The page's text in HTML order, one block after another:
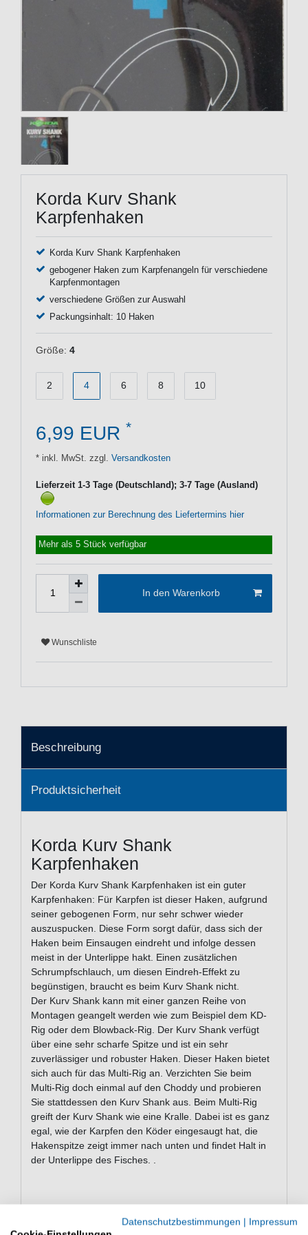
Korda Kurv Shank
Karpfenhaken
Korda Kurv Shank Karpfenhaken
gebogener Haken zum Karpfenangeln für verschiedene
Karpfenmontagen
verschiedene Größen zur Auswahl
Packungsinhalt: 10 Haken
Größe: 4
2 4 6 8 10
6,99 EUR *
* inkl. MwSt. zzgl. Versandkosten
Lieferzeit 1-3 Tage (Deutschland); 3-7 Tage (Ausland)
Informationen zur Berechnung des Liefertermins hier
Mehr als 5 Stück verfügbar
In den Warenkorb
Wunschliste
Beschreibung
Produktsicherheit
Korda Kurv Shank
Karpfenhaken
Der Korda Kurv Shank Karpfenhaken ist ein guter
Karpfenhaken: Für Karpfen ist dieser Haken, aufgrund
seiner gebogenen Form, nur sehr schwer wieder
auszuspucken. Diese Form sorgt dafür, dass sich der
Haken beim Einsaugen eindreht und infolge dessen
meist in der Unterlippe hakt. Einen zusätzlichen
Schrumpfschlauch, um diesen Eindreh-Effekt zu
begünstigen, braucht es beim Kurv Shank nicht.
Der Kurv Shank kann mit einer ganzen Reihe von
Montagen geangelt werden wie zum Beispiel dem KD-
Rig oder dem Blowback-Rig. Der Kurv Shank verfügt
über eine sehr scharfe Spitze und ist ein sehr
zuverlässiger und robuster Haken. Dieser Haken bietet
sich auch für das Multi-Rig an. Verzichten Sie beim
Multi-Rig doch einmal auf den Choddy und probieren
Sie stattdessen den Kurv Shank aus. Beim Multi-Rig
greift der Kurv Shank wie eine Kralle. Dabei ist es ganz
egal, wie der Karpfen den Köder eingesaugt hat, die
Hakenspitze zeigt immer nach unten und findet Halt in
der Unterlippe des Fisches. .
Angelhaken für das Karpfenangeln auf die ganz
Datenschutzbestimmungen | Impressum